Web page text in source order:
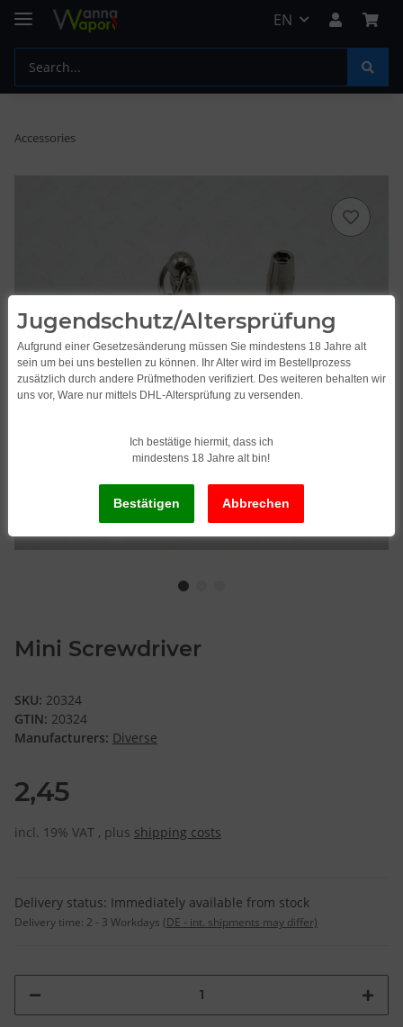
EN
Accessories
Mini Screwdriver
SKU: 20324
GTIN: 20324
Manufacturers: Diverse
2,45
incl. 19% VAT , plus shipping costs
Delivery status: Immediately available from stock
Delivery time: 2 - 3 Workdays (DE - int. shipments may differ)
Jugendschutz/Altersprüfung
Aufgrund einer Gesetzesänderung müssen Sie mindestens 18 Jahre alt
sein um bei uns bestellen zu können. Ihr Alter wird im Bestellprozess
zusätzlich durch andere Prüfmethoden verifiziert. Des weiteren behalten wir
uns vor, Ware nur mittels DHL-Altersprüfung zu versenden.
Ich bestätige hiermit, dass ich
mindestens 18 Jahre alt bin!